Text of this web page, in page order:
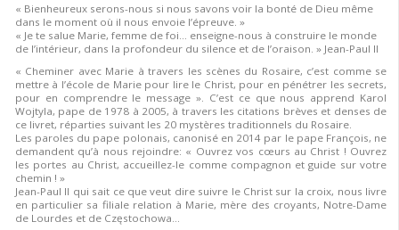
« Bienheureux serons-nous si nous savons voir la bonté de Dieu même
dans le moment où il nous envoie l’épreuve. »
« Je te salue Marie, femme de foi… enseigne-nous à construire le monde
de l’intérieur, dans la profondeur du silence et de l’oraison. » Jean-Paul II
« Cheminer avec Marie à travers les scènes du Rosaire, c’est comme se
mettre à l’école de Marie pour lire le Christ, pour en pénétrer les secrets,
pour en comprendre le message ». C’est ce que nous apprend Karol
Wojtyla, pape de 1978 à 2005, à travers les citations brèves et denses de
ce livret, réparties suivant les 20 mystères traditionnels du Rosaire.
Les paroles du pape polonais, canonisé en 2014 par le pape François, ne
demandent qu’à nous rejoindre: « Ouvrez vos cœurs au Christ ! Ouvrez
les portes au Christ, accueillez-le comme compagnon et guide sur votre
chemin ! »
Jean-Paul II qui sait ce que veut dire suivre le Christ sur la croix, nous livre
en particulier sa filiale relation à Marie, mère des croyants, Notre-Dame
de Lourdes et de Częstochowa…